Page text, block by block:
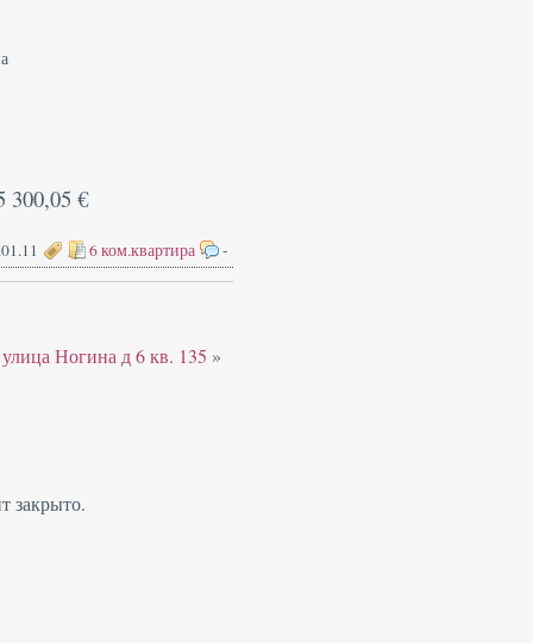
300,05 €
6 ком.квартира -
Ногина д 6 кв. 135 »
закрыто.